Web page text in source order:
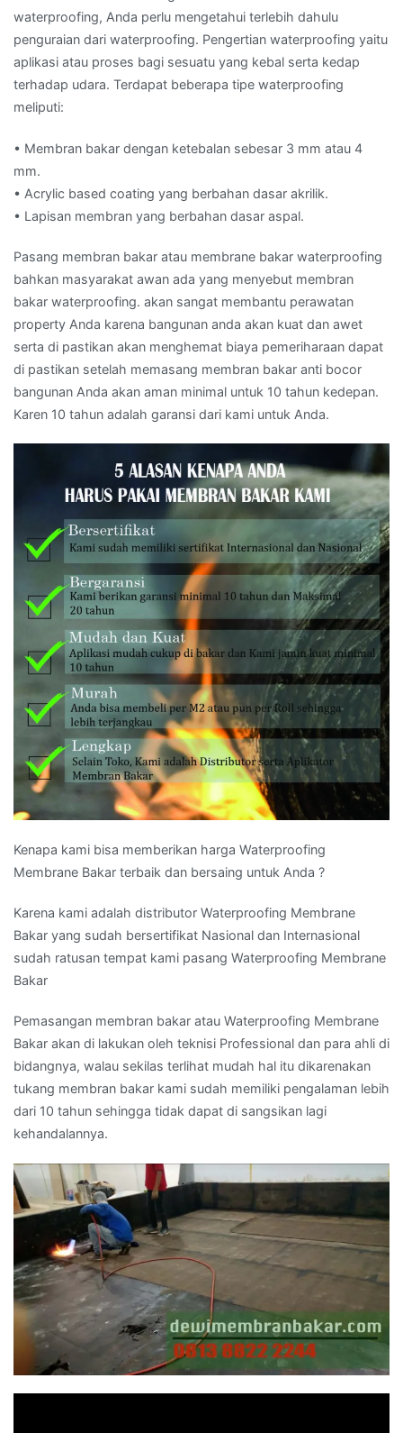
waterproofing, Anda perlu mengetahui terlebih dahulu
penguraian dari waterproofing. Pengertian waterproofing yaitu
aplikasi atau proses bagi sesuatu yang kebal serta kedap
terhadap udara. Terdapat beberapa tipe waterproofing
meliputi:
• Membran bakar dengan ketebalan sebesar 3 mm atau 4
mm.
• Acrylic based coating yang berbahan dasar akrilik.
• Lapisan membran yang berbahan dasar aspal.
Pasang membran bakar atau membrane bakar waterproofing
bahkan masyarakat awan ada yang menyebut membran
bakar waterproofing. akan sangat membantu perawatan
property Anda karena bangunan anda akan kuat dan awet
serta di pastikan akan menghemat biaya pemeriharaan dapat
di pastikan setelah memasang membran bakar anti bocor
bangunan Anda akan aman minimal untuk 10 tahun kedepan.
Karen 10 tahun adalah garansi dari kami untuk Anda.
Kenapa kami bisa memberikan harga Waterproofing
Membrane Bakar terbaik dan bersaing untuk Anda ?
Karena kami adalah distributor Waterproofing Membrane
Bakar yang sudah bersertifikat Nasional dan Internasional
sudah ratusan tempat kami pasang Waterproofing Membrane
Bakar
Pemasangan membran bakar atau Waterproofing Membrane
Bakar akan di lakukan oleh teknisi Professional dan para ahli di
bidangnya, walau sekilas terlihat mudah hal itu dikarenakan
tukang membran bakar kami sudah memiliki pengalaman lebih
dari 10 tahun sehingga tidak dapat di sangsikan lagi
kehandalannya.